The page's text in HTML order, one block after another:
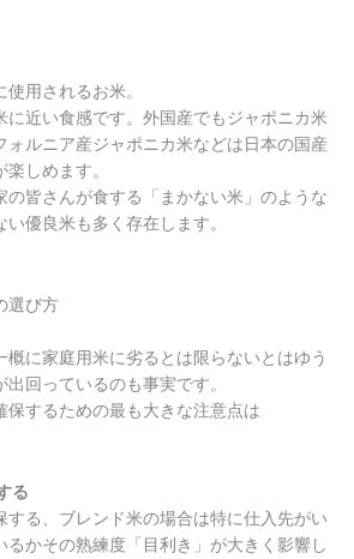
用されるお米。
に近い食感です。外国産でもジャポニカ米
ォルニア産ジャポニカ米などは日本の国産
しめます。
の皆さんが食する「まかない米」のような
優良米も多く存在します。
選び方
概に家庭用米に劣るとは限らないとはゆう
回っているのも事実です。
保するための最も大きな注意点は
る
する、ブレンド米の場合は特に仕入先がい
るかその熟練度「目利き」が大きく影響し